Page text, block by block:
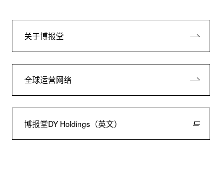
关于博报堂
全球运营网络
博报堂DY Holdings（英文）